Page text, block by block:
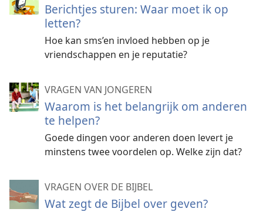
Berichtjes sturen: Waar moet ik op
letten?
Hoe kan sms’en invloed hebben op je
vriendschappen en je reputatie?
VRAGEN VAN JONGEREN
Waarom is het belangrijk om anderen
te helpen?
Goede dingen voor anderen doen levert je
minstens twee voordelen op. Welke zijn dat?
VRAGEN OVER DE BIJBEL
Wat zegt de Bijbel over geven?